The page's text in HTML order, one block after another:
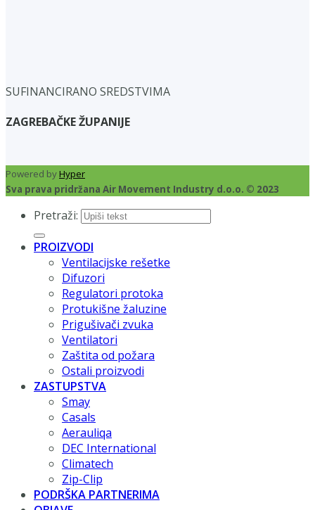
SUFINANCIRANO SREDSTVIMA
ZAGREBAČKE ŽUPANIJE
Powered byHyper
Sva prava pridržana Air Movement Industry d.o.o. © 2023
Pretraži:
PROIZVODI
Ventilacijske rešetke
Difuzori
Regulatori protoka
Protukišne žaluzine
Prigušivači zvuka
Ventilatori
Zaštita od požara
Ostali proizvodi
ZASTUPSTVA
Smay
Casals
Aerauliqa
DEC International
Climatech
Zip-Clip
PODRŠKA PARTNERIMA